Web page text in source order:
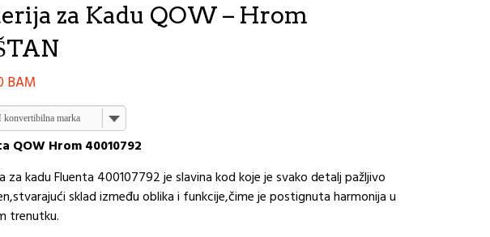
za Kadu QOW – Hrom
BAM
konvertibilna marka
QOW Hrom 40010792
za kadu Fluenta 400107792 je slavina kod koje je svako detalj pažljivo
sklad između oblika i funkcije,čime je postignuta harmonija u
trenutku.